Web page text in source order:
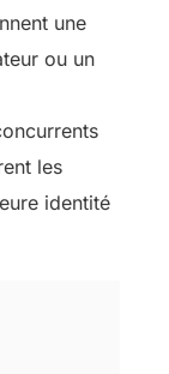
une
ou un
les
identité